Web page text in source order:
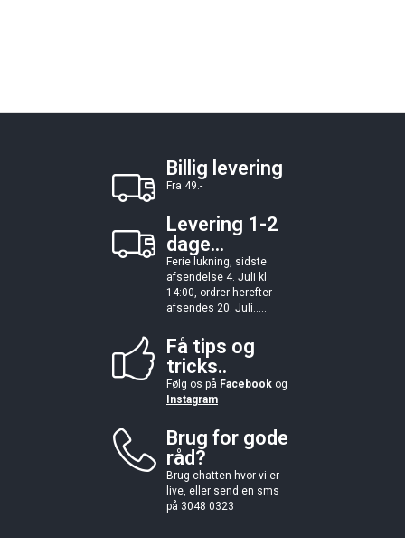
Billig levering
Fra 49.-
Levering 1-2
dage...
Ferie lukning, sidste
afsendelse 4. Juli kl
14:00, ordrer herefter
afsendes 20. Juli.....
Få tips og
tricks..
Følg os på Facebook og
Instagram
Brug for gode
råd?
Brug chatten hvor vi er
live, eller send en sms
på 3048 0323